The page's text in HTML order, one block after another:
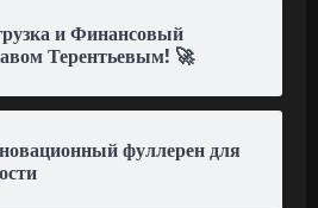
и Финансовый
Терентьевым! 🚀
фуллерен для